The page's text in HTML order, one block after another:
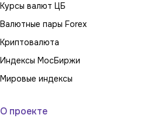
Курсы валют ЦБ
Валютные пары Forex
Криптовалюта
Индексы МосБиржи
Мировые индексы
О проекте